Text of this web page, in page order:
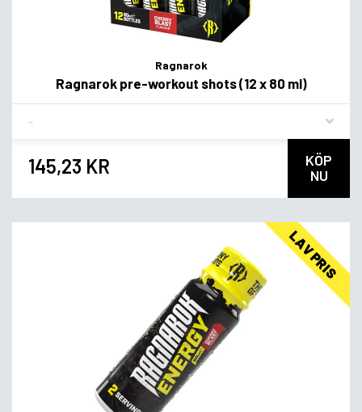
Ragnarok
Ragnarok pre-workout shots (12 x 80 ml)
145,23 KR
KÖP
NU
LAV PRIS